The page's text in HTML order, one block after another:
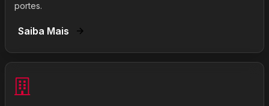
portes.
Saiba Mais